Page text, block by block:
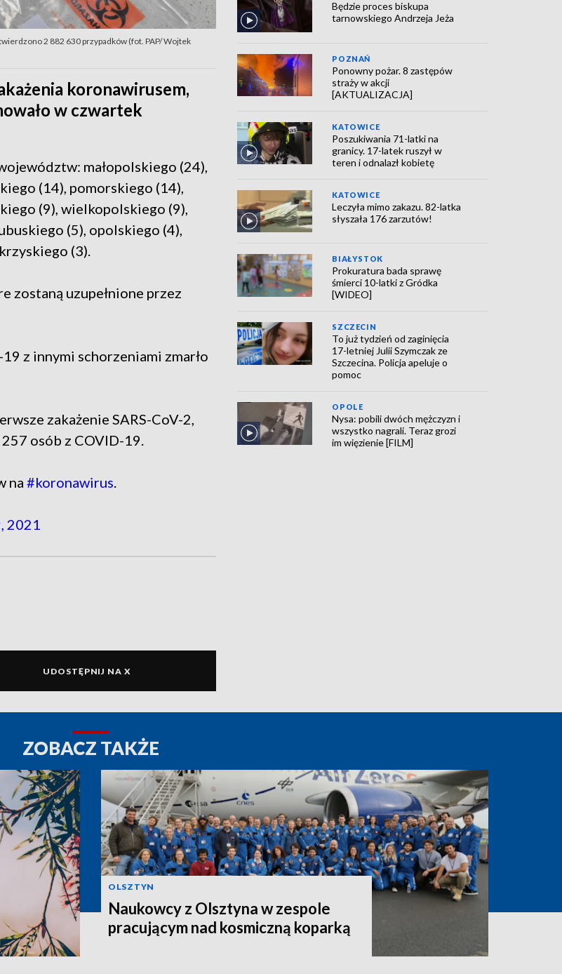
2 882 630 przypadków (fot. PAP/ Wojtek
koronawirusem,
w czwartek
małopolskiego (24),
(14), pomorskiego (14),
(9), wielkopolskiego (9),
(5), opolskiego (4),
(3).
zostaną uzupełnione przez
z innymi schorzeniami zmarło
zakażenie SARS-CoV-2,
osób z COVID-19.
na #koronawirus.
2021
UDOSTĘPNIJ NA X
Będzie proces biskupa
tarnowskiego Andrzeja Jeża
POZNAŃ
Ponowny pożar. 8 zastępów
straży w akcji
[AKTUALIZACJA]
KATOWICE
Poszukiwania 71-latki na
granicy. 17-latek ruszył w
teren i odnalazł kobietę
KATOWICE
Leczyła mimo zakazu. 82-latka
słyszała 176 zarzutów!
BIAŁYSTOK
Prokuratura bada sprawę
śmierci 10-latki z Gródka
[WIDEO]
SZCZECIN
To już tydzień od zaginięcia
17-letniej Julii Szymczak ze
Szczecina. Policja apeluje o
pomoc
OPOLE
Nysa: pobili dwóch mężczyzn i
wszystko nagrali. Teraz grozi
im więzienie [FILM]
ZOBACZ TAKŻE
OLSZTYN
Naukowcy z Olsztyna w zespole
pracującym nad kosmiczną koparką